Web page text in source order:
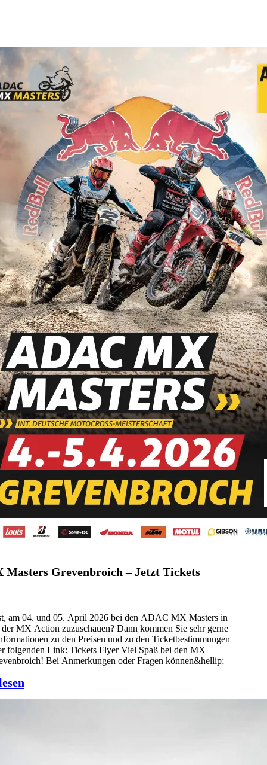
Masters Grevenbroich – Jetzt Tickets
am 04. und 05. April 2026 bei den ADAC MX Masters in
MX Action zuzuschauen? Dann kommen Sie sehr gerne
zu den Preisen und zu den Ticketbestimmungen
folgenden Link: Tickets Flyer Viel Spaß bei den MX
Bei Anmerkungen oder Fragen können&hellip;